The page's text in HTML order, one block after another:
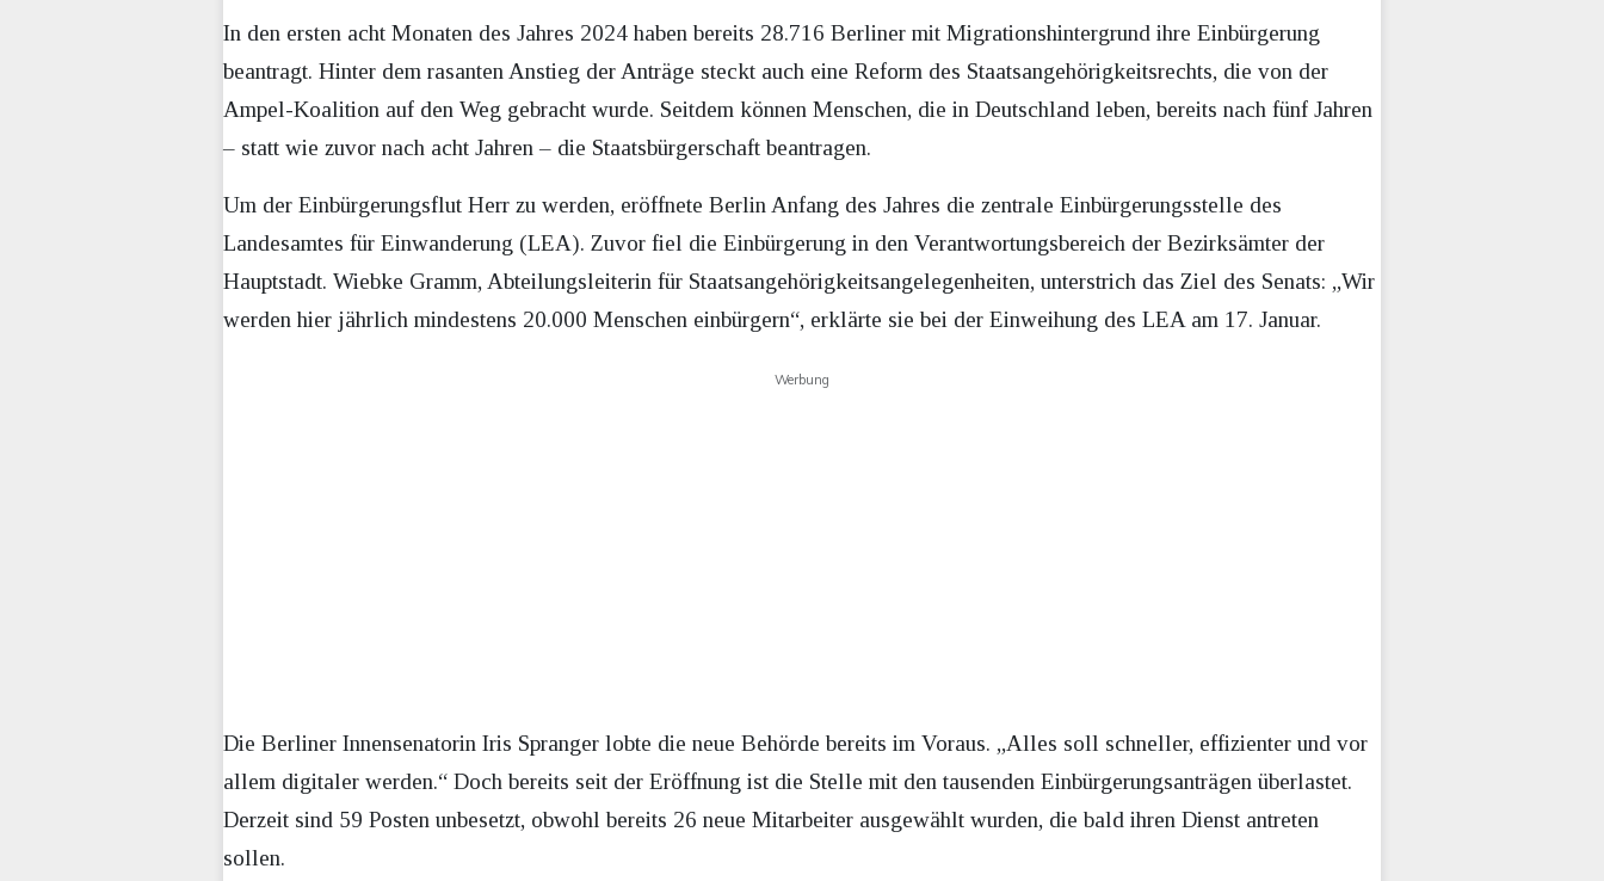
In den ersten acht Monaten des Jahres 2024 haben bereits 28.716 Berliner mit Migrationshintergrund ihre Einbürgerung
beantragt. Hinter dem rasanten Anstieg der Anträge steckt auch eine Reform des Staatsangehörigkeitsrechts, die von der
Ampel-Koalition auf den Weg gebracht wurde. Seitdem können Menschen, die in Deutschland leben, bereits nach fünf Jahren
– statt wie zuvor nach acht Jahren – die Staatsbürgerschaft beantragen.
Um der Einbürgerungsflut Herr zu werden, eröffnete Berlin Anfang des Jahres die zentrale Einbürgerungsstelle des
Landesamtes für Einwanderung (LEA). Zuvor fiel die Einbürgerung in den Verantwortungsbereich der Bezirksämter der
Hauptstadt. Wiebke Gramm, Abteilungsleiterin für Staatsangehörigkeitsangelegenheiten, unterstrich das Ziel des Senats: „Wir
werden hier jährlich mindestens 20.000 Menschen einbürgern“, erklärte sie bei der Einweihung des LEA am 17. Januar.
Werbung
Die Berliner Innensenatorin Iris Spranger lobte die neue Behörde bereits im Voraus. „Alles soll schneller, effizienter und vor
allem digitaler werden.“ Doch bereits seit der Eröffnung ist die Stelle mit den tausenden Einbürgerungsanträgen überlastet.
Derzeit sind 59 Posten unbesetzt, obwohl bereits 26 neue Mitarbeiter ausgewählt wurden, die bald ihren Dienst antreten
sollen.